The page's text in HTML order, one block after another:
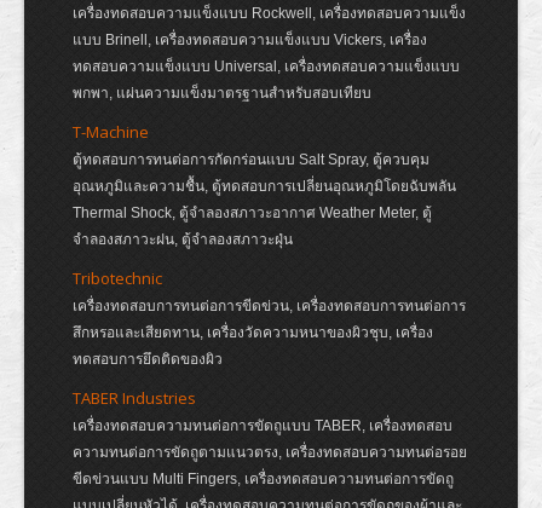
เครื่องทดสอบความแข็งแบบ Rockwell, เครื่องทดสอบความแข็ง
แบบ Brinell, เครื่องทดสอบความแข็งแบบ Vickers, เครื่อง
ทดสอบความแข็งแบบ Universal, เครื่องทดสอบความแข็งแบบ
พกพา, แผ่นความแข็งมาตรฐานสำหรับสอบเทียบ
T-Machine
ตู้ทดสอบการทนต่อการกัดกร่อนแบบ Salt Spray, ตู้ควบคุม
อุณหภูมิและความชื้น, ตู้ทดสอบการเปลี่ยนอุณหภูมิโดยฉับพลัน
Thermal Shock, ตู้จำลองสภาวะอากาศ Weather Meter, ตู้
จำลองสภาวะฝน, ตู้จำลองสภาวะฝุ่น
Tribotechnic
เครื่องทดสอบการทนต่อการขีดข่วน, เครื่องทดสอบการทนต่อการ
สึกหรอและเสียดทาน, เครื่องวัดความหนาของผิวชุบ, เครื่อง
ทดสอบการยึดติดของผิว
TABER Industries
เครื่องทดสอบความทนต่อการขัดถูแบบ TABER, เครื่องทดสอบ
ความทนต่อการขัดถูตามแนวตรง, เครื่องทดสอบความทนต่อรอย
ขีดข่วนแบบ Multi Fingers, เครื่องทดสอบความทนต่อการขัดถู